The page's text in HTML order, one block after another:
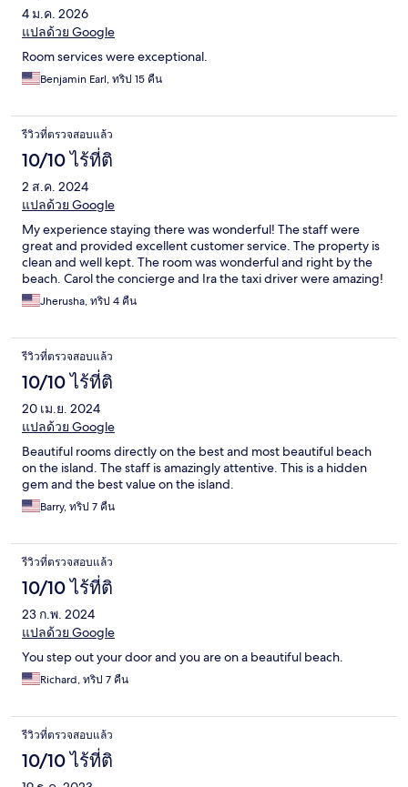
4 ม.ค. 2026
แปลด้วย Google
Room services were exceptional.
Benjamin Earl, ทริป 15 คืน
รีวิวที่ตรวจสอบแล้ว
10/10 ไร้ที่ติ
2 ส.ค. 2024
แปลด้วย Google
My experience staying there was wonderful! The staff were
great and provided excellent customer service. The property is
clean and well kept. The room was wonderful and right by the
beach. Carol the concierge and Ira the taxi driver were amazing!
Jherusha, ทริป 4 คืน
รีวิวที่ตรวจสอบแล้ว
10/10 ไร้ที่ติ
20 เม.ย. 2024
แปลด้วย Google
Beautiful rooms directly on the best and most beautiful beach
on the island. The staff is amazingly attentive. This is a hidden
gem and the best value on the island.
Barry, ทริป 7 คืน
รีวิวที่ตรวจสอบแล้ว
10/10 ไร้ที่ติ
23 ก.พ. 2024
แปลด้วย Google
You step out your door and you are on a beautiful beach.
Richard, ทริป 7 คืน
รีวิวที่ตรวจสอบแล้ว
10/10 ไร้ที่ติ